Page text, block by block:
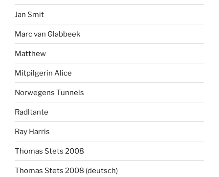
Jan Smit
Marc van Glabbeek
Matthew
Mitpilgerin Alice
Norwegens Tunnels
Radltante
Ray Harris
Thomas Stets 2008
Thomas Stets 2008 (deutsch)